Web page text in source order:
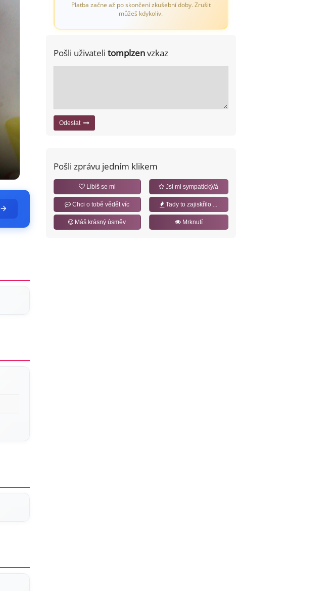
Platba začne až po skončení zkušební doby. Zrušit
můžeš kdykoliv.
Pošli uživateli tomplzenvzkaz
Odeslat
Pošli zprávu jedním klikem
Líbíš se mi Jsi mi sympatický/á
Chci o tobě vědět víc Tady to zajiskřilo ...
Máš krásný úsměv Mrknutí